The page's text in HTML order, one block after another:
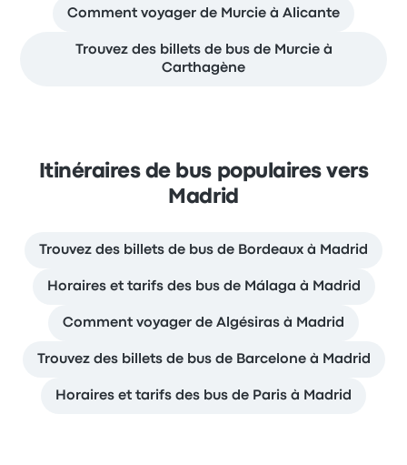
Comment voyager de Murcie à Alicante
Trouvez des billets de bus de Murcie à
Carthagène
Itinéraires de bus populaires vers
Madrid
Trouvez des billets de bus de Bordeaux à Madrid
Horaires et tarifs des bus de Málaga à Madrid
Comment voyager de Algésiras à Madrid
Trouvez des billets de bus de Barcelone à Madrid
Horaires et tarifs des bus de Paris à Madrid